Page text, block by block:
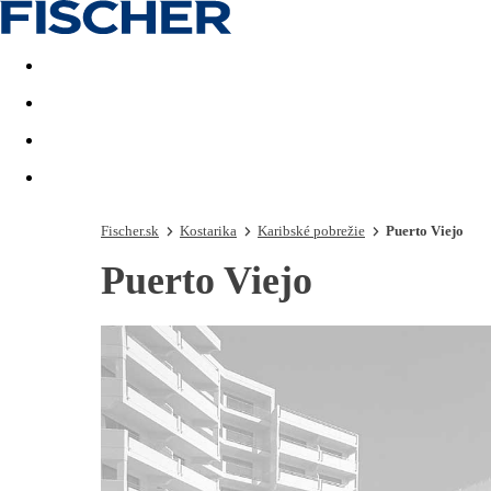
Last minute Dovolenkové kluby
Fischer.sk Kostarika Karibské pobrežie Puerto Viejo
Puerto Viejo